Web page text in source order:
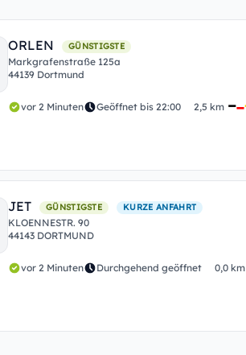
ORLEN GÜNSTIGSTE
Markgrafenstraße 125a
44139 Dortmund
vor 2 Minuten Geöffnet bis 22:00 2,5 km
JET GÜNSTIGSTE KURZE ANFAHRT
KLOENNESTR. 90
44143 DORTMUND
vor 2 Minuten Durchgehend geöffnet 0,0 km